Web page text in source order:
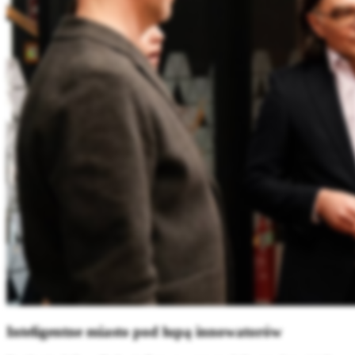
Inteligentne miasto pod lupą innowatorów